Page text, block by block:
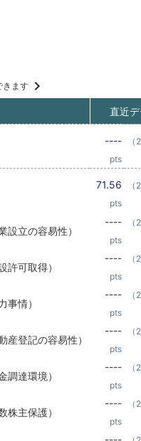
きます
直近
----
pts
71.56
pts
立の容易性）
----
pts
可取得）
----
pts
情）
----
pts
登記の容易性）
----
pts
達環境）
----
pts
主保護）
----
pts